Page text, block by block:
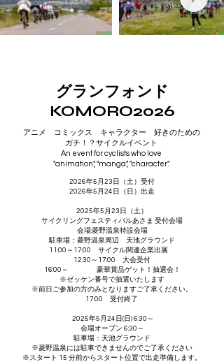
​グランフォンド
KOMORO2026
アニメ コミックス キャラクター​ 好きのための
ガチ！？​サイクルイベント
An event for cyclists who love
"animation", "manga", "character".
2026年5月23日（土）受付
2026年5月24日（日）出走
2025年5月23日（土）
サイクリングフェスティバルあさま 受付会場
会場:菱野温泉特設会場
駐車場：菱野温泉周辺 天池グラウンド
11:00～17:00 サイクル関連企業出展
12:30～17:00 大会受付​
16:00～ 豪華賞品ゲット！抽選会！
※ゼッケン番号で抽選いたします
※前日ご参加の方のみとなりますご了承ください。
​​​17:00 受付終了
2025年5月24日(日) 6:30～
会場オープン 6:30～
駐車場：天池グラウンド
※菱野温泉には駐車できませんのでご了承ください
​※スタート 15 分前からスタート位置で出走準備します。